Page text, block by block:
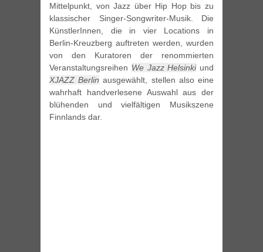
Mittelpunkt, von Jazz über Hip Hop bis zu
klassischer Singer-Songwriter-Musik. Die
KünstlerInnen, die in vier Locations in
Berlin-Kreuzberg auftreten werden, wurden
von den Kuratoren der renommierten
Veranstaltungsreihen We Jazz Helsinkiund
XJAZZ Berlin ausgewählt, stellen also eine
wahrhaft handverlesene Auswahl aus der
blühenden und vielfältigen Musikszene
Finnlands dar.